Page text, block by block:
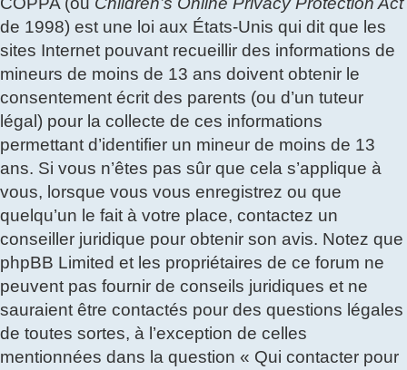
de 1998) est une loi aux États-Unis qui dit que les
sites Internet pouvant recueillir des informations de
mineurs de moins de 13 ans doivent obtenir le
consentement écrit des parents (ou d’un tuteur
légal) pour la collecte de ces informations
permettant d’identifier un mineur de moins de 13
ans. Si vous n’êtes pas sûr que cela s’applique à
vous, lorsque vous vous enregistrez ou que
quelqu’un le fait à votre place, contactez un
conseiller juridique pour obtenir son avis. Notez que
phpBB Limited et les propriétaires de ce forum ne
peuvent pas fournir de conseils juridiques et ne
sauraient être contactés pour des questions légales
de toutes sortes, à l’exception de celles
mentionnées dans la question « Qui contacter pour